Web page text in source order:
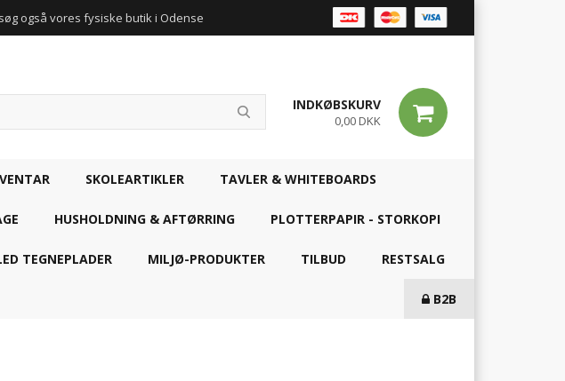
også vores fysiske butik i Odense
INDKØBSKURV
0,00 DKK
SKOLEARTIKLER TAVLER & WHITEBOARDS
HUSHOLDNING & AFTØRRING PLOTTERPAPIR - STORKOPI
TEGNEPLADER MILJØ-PRODUKTER TILBUD RESTSALG
B2B